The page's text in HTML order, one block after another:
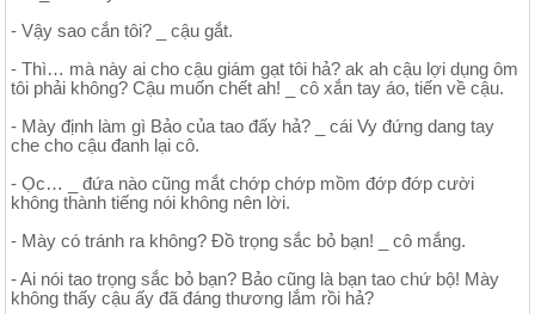
- Vậy sao cắn tôi? _ cậu gắt.
- Thì… mà này ai cho cậu giám gạt tôi hả? ak ah cậu lợi dụng ôm
tôi phải không? Cậu muốn chết ah! _ cô xắn tay áo, tiến về cậu.
- Mày định làm gì Bảo của tao đấy hả? _ cái Vy đứng dang tay
che cho cậu đanh lại cô.
- Ọc… _ đứa nào cũng mắt chớp chớp mồm đớp đớp cười
không thành tiếng nói không nên lời.
- Mày có tránh ra không? Đồ trọng sắc bỏ bạn! _ cô mắng.
- Ai nói tao trọng sắc bỏ bạn? Bảo cũng là bạn tao chứ bộ! Mày
không thấy cậu ấy đã đáng thương lắm rồi hả?